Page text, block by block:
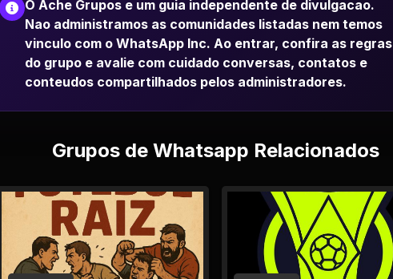
O Ache Grupos e um guia independente de divulgacao.
Nao administramos as comunidades listadas nem temos
vinculo com o WhatsApp Inc. Ao entrar, confira as regras
do grupo e avalie com cuidado conversas, contatos e
conteudos compartilhados pelos administradores.
Grupos de Whatsapp Relacionados